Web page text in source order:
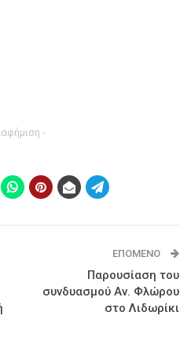
-
ΕΠΌΜΕΝΟ
Παρουσίαση του
συνδυασμού Αν. Φλώρου
στο Λιδωρίκι